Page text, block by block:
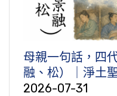
母親一句話，四
融、松）｜淨土
2026-07-31